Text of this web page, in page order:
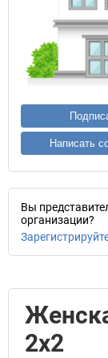
Написать
Вы
организации?
2х2